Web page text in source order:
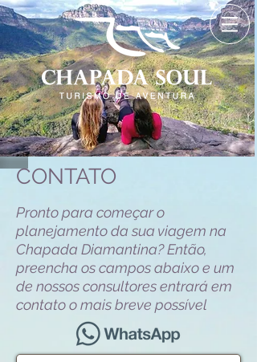
CONTATO
Pronto para começar o
planejamento da sua viagem na
Chapada Diamantina? Então,
preencha os campos abaixo e um
de nossos consultores entrará em
contato o mais breve possível